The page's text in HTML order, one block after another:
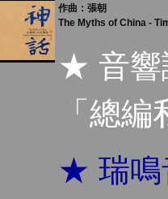
作曲：張朝
The Myths of China -
★ 音響
「總
★ 瑞鳴